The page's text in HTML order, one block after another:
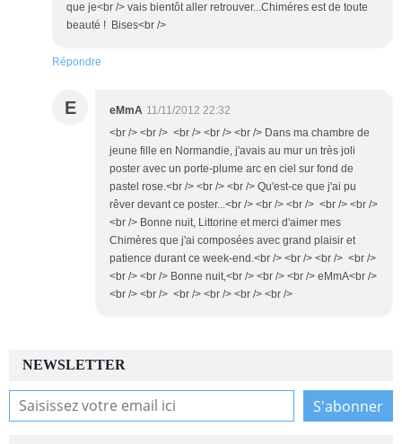
que je<br /> vais bientôt aller retrouver...Chiméres est de toute
beauté ! Bises<br />
Répondre
E eMmA 11/11/2012 22:32
<br /> <br /> <br /> <br /> <br /> Dans ma chambre de
jeune fille en Normandie, j'avais au mur un très joli
poster avec un porte-plume arc en ciel sur fond de
pastel rose.<br /> <br /> <br /> Qu'est-ce que j'ai pu
rêver devant ce poster...<br /> <br /> <br /> <br /> <br />
<br /> Bonne nuit, Littorine et merci d'aimer mes
Chimères que j'ai composées avec grand plaisir et
patience durant ce week-end.<br /> <br /> <br /> <br />
<br /> <br /> Bonne nuit,<br /> <br /> <br /> eMmA<br />
<br /> <br /> <br /> <br /> <br /> <br />
NEWSLETTER